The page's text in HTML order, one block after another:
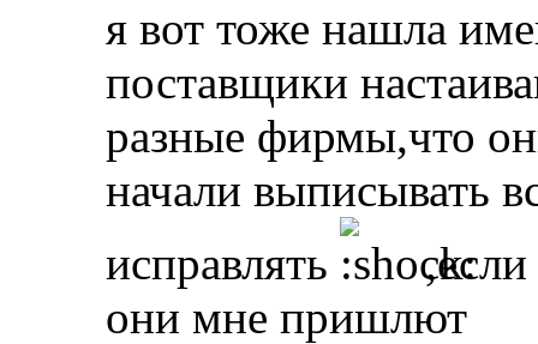
я вот тоже нашла
поставщики
разные фирмы,что
начали выписывать
исправлять
,если
они мне пришлют